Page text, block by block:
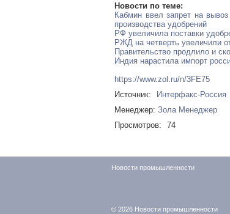
Новости по теме:
Кабмин ввел запрет на
производства удобрений
РФ увеличила поставки
РЖД на четверть увеличили
Правительство продлило и
Индия нарастила импорт
https://www.zol.ru/n/3FE75
Источник:
Интерфакс-Россия
Менеджер: Зола Менеджер
Просмотров:
74
Новости промышленности
© 2026 Новости промышленности